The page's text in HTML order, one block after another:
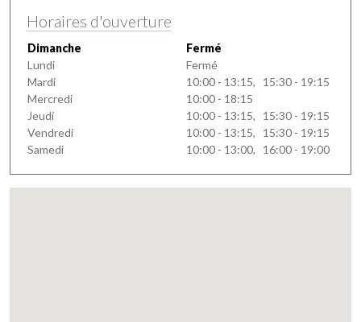
Horaires d'ouverture
Dimanche
Fermé
Lundi
Fermé
Mardi
10:00 - 13:15, 15:30 - 19:15
Mercredi
10:00 - 18:15
Jeudi
10:00 - 13:15, 15:30 - 19:15
Vendredi
10:00 - 13:15, 15:30 - 19:15
Samedi
10:00 - 13:00, 16:00 - 19:00